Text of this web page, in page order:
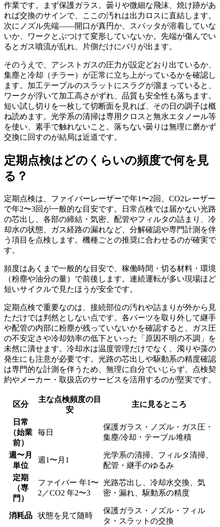
作業です。まず保護ガラス。曇りや微細な飛沫、焼け跡があ
れば交換のサインで、ここの汚れは出力ロスに直結します。
次にノズル先端——開口が真円か、スパッタが溶着していな
いか、ワークとぶつけて変形していないか。先端が傷んでい
るとガス噴流が乱れ、片側だけにバリが出ます。
そのうえで、アシストガスの圧力が設定どおり出ているか、
集塵と冷却（チラー）が正常に立ち上がっているかを確認し
ます。加工テーブルのスラットにスラグが溜まっていると、
ワークが浮いて加工高さがずれ、品質も安全性も落ちます。
短い試し切りを一枚して切断面を見れば、その日の調子は概
ね読めます。光学系の清掃は専用クロスと無水エタノール等
を使い、素手で触れないこと。落ちない曇りは無理に磨かず
交換に回すのが結局は近道です。
定期点検はどのくらいの頻度で何を見
る？
定期点検は、ファイバーレーザーで年1〜2回、CO2レーザー
で年2〜3回が一般的な目安です。日常点検では届かない光路
の芯出し、各部の締結・気密、配管やフィルタの詰まり、冷
却水の状態、ガス経路の漏れなど、分解確認や専門計測を伴
う項目を点検します。機種ごとの推奨に合わせるのが確実で
す。
頻度はあくまで一般的な目安で、稼働時間・切る材料・環境
（粉塵や油分の量）で前後します。連続運転が多い現場ほど
短いサイクルで見たほうが安全です。
定期点検で重要なのは、接続部位の汚れや詰まりが外から見
ただけでは判然としない点です。各パーツを取り外して継手
や配管の内部に粉塵が残っていないかを確認すると、ガス圧
の不安定さや冷却効率の低下といった「原因不明の不調」を
未然に潰せます。冷却水は温度管理だけでなく、濁りや藻の
発生にも注意が必要です。光路の芯出しや駆動系の精度確認
は専門的な計測を伴うため、無理に自分でいじらず、点検契
約やメーカー・取扱店のサービスを活用するのが堅実です。
区分
主な点検頻度の目
安
主に見るところ
日常
（始業
前）
毎日
保護ガラス・ノズル・ガス圧・
集塵/冷却・テーブル堆積
週〜月
単位
週1〜月1
光学系の清掃、フィルタ清掃、
配管・継手のゆるみ
定期
（専
門）
ファイバー 年1〜
2／CO2 年2〜3
光路芯出し、冷却水交換、気
密・漏れ、駆動系の精度
消耗品 状態を見て随時
保護ガラス・ノズル・フィル
タ・スラットの交換